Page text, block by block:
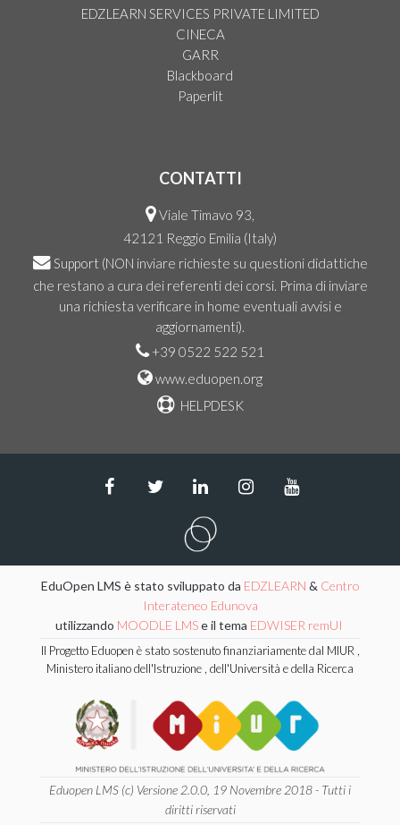
EDZLEARN SERVICES PRIVATE LIMITED
CINECA
GARR
Blackboard
Paperlit
CONTATTI
Viale Timavo 93,
42121 Reggio Emilia (Italy)
Support (NON inviare richieste su questioni didattiche
che restano a cura dei referenti dei corsi. Prima di inviare
una richiesta verificare in home eventuali avvisi e
aggiornamenti).
+39 0522 522 521
www.eduopen.org
HELPDESK
EduOpen LMS è stato sviluppato da EDZLEARN & Centro
Interateneo Edunova
utilizzando MOODLE LMSe il tema EDWISER remUI
Il Progetto Eduopen è stato sostenuto finanziariamente dal MIUR ,
Ministero italiano dell'Istruzione , dell'Università e della Ricerca
Eduopen LMS (c) Versione 2.0.0, 19 Novembre 2018 - Tutti i
diritti riservati